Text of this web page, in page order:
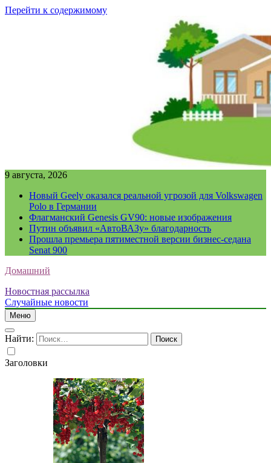
Перейти к содержимому
9 августа, 2026
Новый Geely оказался реальной угрозой для Volkswagen
Polo в Германии
Флагманский Genesis GV90: новые изображения
Путин объявил «АвтоВАЗу» благодарность
Прошла премьера пятиместной версии бизнес-седана
Senat 900
Домашний
Новостная рассылка
Случайные новости
Меню
Найти:
Заголовки